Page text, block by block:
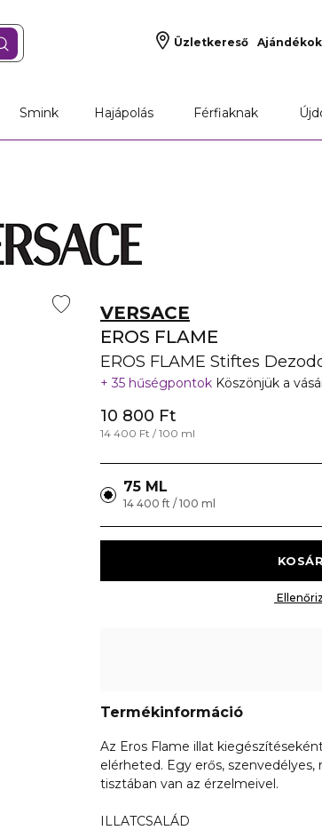
Üzletkereső Ajándékok
Smink Hajápolás Férfiaknak
VERSACE
EROS FLAME
EROS FLAME Stiftes
35 hűségpontok Köszönjük a
10 800 Ft
14 400 Ft / 100 ml
75 ML
14 400 ft / 100 ml
Termékinformáció
Az Eros Flame illat
elérheted. Egy erős,
tisztában van az érzelmeivel.
ILLATCSALÁD